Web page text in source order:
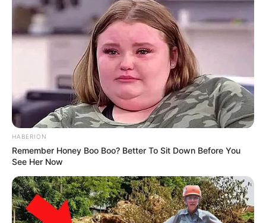
HABERION
Remember Honey Boo Boo? Better To Sit Down Before You
See Her Now